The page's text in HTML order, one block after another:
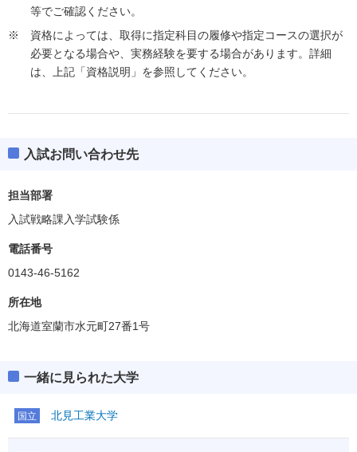
等でご確認ください。
資格によっては、取得に指定科目の履修や指定コースの選択が
必要となる場合や、実務経験を要する場合があります。詳細
は、上記「資格説明」を参照してください。
入試お問い合わせ先
担当部署
入試戦略課入学試験係
電話番号
0143-46-5162
所在地
北海道室蘭市水元町27番1号
一緒に見られた大学
国立 北見工業大学